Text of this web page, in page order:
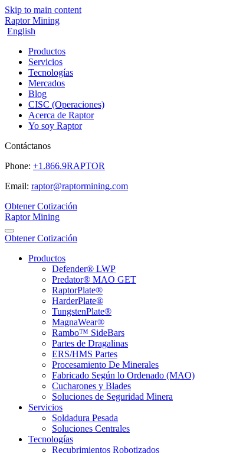
Skip to main content
Raptor Mining
English
Productos
Servicios
Tecnologías
Mercados
Blog
CISC (Operaciones)
Acerca de Raptor
Yo soy Raptor
Contáctanos
Phone: +1.866.9RAPTOR
Email: raptor@raptormining.com
Obtener Cotización
Raptor Mining
Obtener Cotización
Productos
Defender® LWP
Predator® MAO GET
RaptorPlate®
HarderPlate®
TungstenPlate®
MagnaWear®
Rambo™ SideBars
Partes de Dragalinas
ERS/HMS Partes
Procesamiento De Minerales
Fabricado Según lo Ordenado (MAO)
Cucharones y Blades
Soluciones de Seguridad Minera
Servicios
Soldadura Pesada
Soluciones Centrales
Tecnologías
Recubrimientos Robotizados